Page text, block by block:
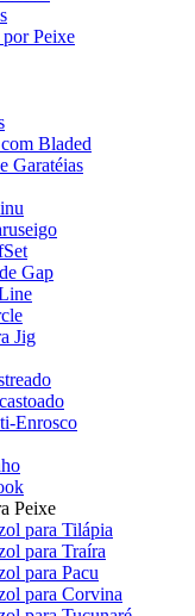
Peixe
Bladed
Garatéias
Gap
Jig
Enrosco
Peixe
para Tilápia
para Traíra
para Pacu
para Corvina